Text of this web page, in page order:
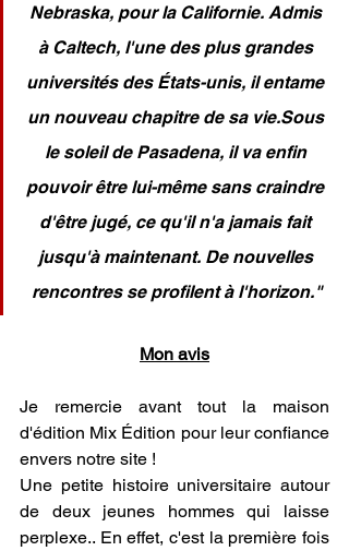
Nebraska, pour la Californie. Admis
à Caltech, l'une des plus grandes
universités des États-unis, il entame
un nouveau chapitre de sa vie.Sous
le soleil de Pasadena, il va enfin
pouvoir être lui-même sans craindre
d'être jugé, ce qu'il n'a jamais fait
jusqu'à maintenant. De nouvelles
rencontres se profilent à l'horizon."
Mon avis
Je remercie avant tout la maison
d'édition Mix Édition pour leur confiance
envers notre site !
Une petite histoire universitaire autour
de deux jeunes hommes qui laisse
perplexe.. En effet, c'est la première fois